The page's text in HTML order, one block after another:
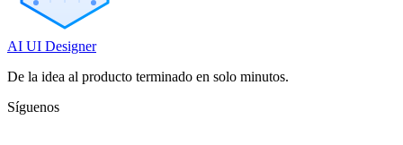
AI UI Designer
De la idea al producto terminado en solo minutos.
Síguenos